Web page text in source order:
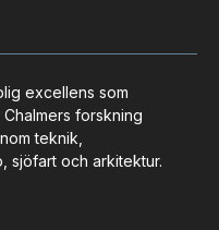
excellens som
forskning
teknik,
sjöfart och arkitektur.